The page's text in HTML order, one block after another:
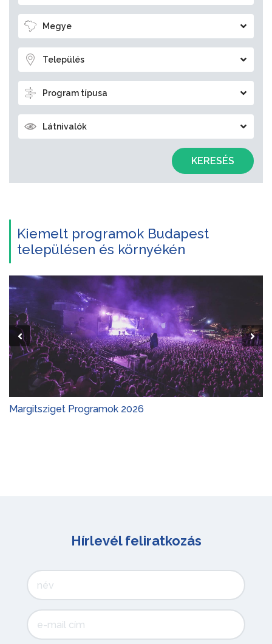
Megye
Település
Program típusa
Látnivalók
KERESÉS
Kiemelt programok Budapest
településen és környékén
Margitsziget Programok 2026
Hírlevél feliratkozás